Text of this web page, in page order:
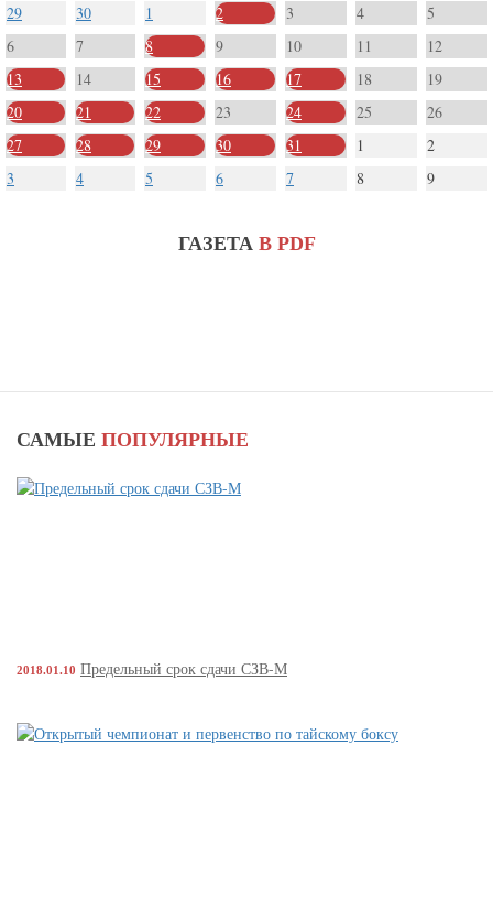
29 30 1 2 3 4
5
6
7 8 9 10 11
12
13
14 15 16 17 18
19
20
21 22 23 24 25
26
27
28 29 30 31 1
2
3
4 5 6 7 8 9
ГАЗЕТА В PDF
САМЫЕ ПОПУЛЯРНЫЕ
2018.01.10 Предельный срок сдачи СЗВ-М